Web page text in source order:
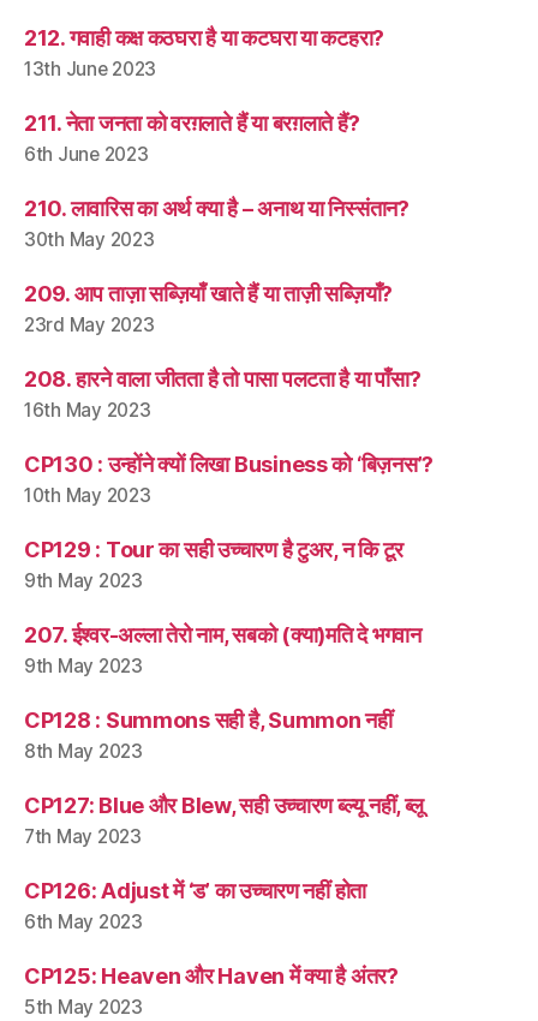
212. गवाही कक्ष कठघरा है या कटघरा या कटहरा?
13th June 2023
211. नेता जनता को वरग़लाते हैं या बरग़लाते हैं?
6th June 2023
210. लावारिस का अर्थ क्या है – अनाथ या निस्संतान?
30th May 2023
209. आप ताज़ा सब्ज़ियाँ खाते हैं या ताज़ी सब्ज़ियाँ?
23rd May 2023
208. हारने वाला जीतता है तो पासा पलटता है या पाँसा?
16th May 2023
CP130 : उन्होंने क्यों लिखा Business को ‘बिज़नस’?
10th May 2023
CP129 : Tour का सही उच्चारण है टुअर, न कि टूर
9th May 2023
207. ईश्वर-अल्ला तेरो नाम, सबको (क्या)मति दे भगवान
9th May 2023
CP128 : Summons सही है, Summon नहीं
8th May 2023
CP127: Blue और Blew, सही उच्चारण ब्ल्यू नहीं, ब्लू
7th May 2023
CP126: Adjust में ‘ड’ का उच्चारण नहीं होता
6th May 2023
CP125: Heaven और Haven में क्या है अंतर?
5th May 2023